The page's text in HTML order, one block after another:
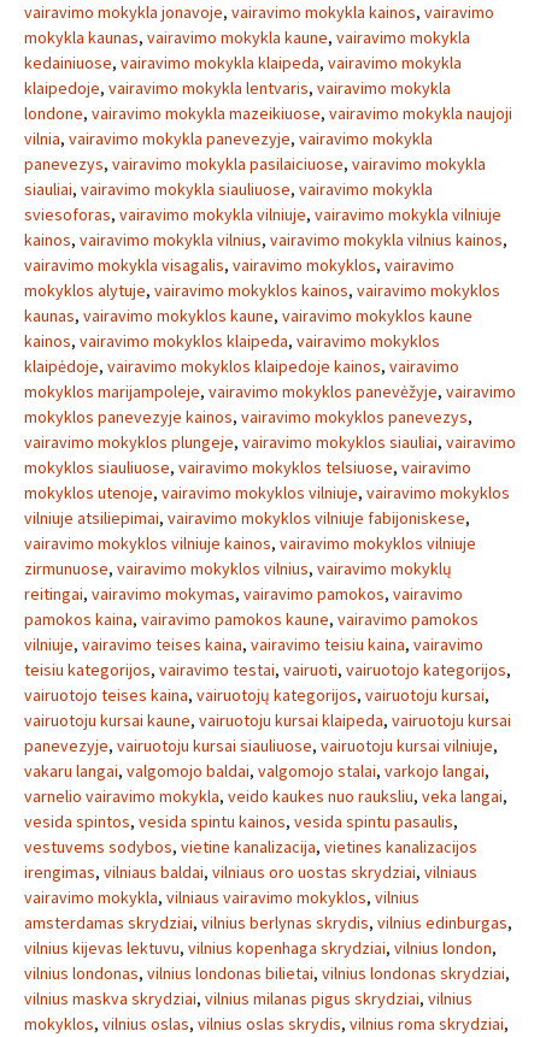
vairavimo mokykla jonavoje, vairavimo mokykla kainos, vairavimo
mokykla kaunas, vairavimo mokykla kaune, vairavimo mokykla
kedainiuose, vairavimo mokykla klaipeda, vairavimo mokykla
klaipedoje, vairavimo mokykla lentvaris, vairavimo mokykla
londone, vairavimo mokykla mazeikiuose, vairavimo mokykla naujoji
vilnia, vairavimo mokykla panevezyje, vairavimo mokykla
panevezys, vairavimo mokykla pasilaiciuose, vairavimo mokykla
siauliai, vairavimo mokykla siauliuose, vairavimo mokykla
sviesoforas, vairavimo mokykla vilniuje, vairavimo mokykla vilniuje
kainos, vairavimo mokykla vilnius, vairavimo mokykla vilnius kainos,
vairavimo mokykla visagalis, vairavimo mokyklos, vairavimo
mokyklos alytuje, vairavimo mokyklos kainos, vairavimo mokyklos
kaunas, vairavimo mokyklos kaune, vairavimo mokyklos kaune
kainos, vairavimo mokyklos klaipeda, vairavimo mokyklos
klaipėdoje, vairavimo mokyklos klaipedoje kainos, vairavimo
mokyklos marijampoleje, vairavimo mokyklos panevėžyje, vairavimo
mokyklos panevezyje kainos, vairavimo mokyklos panevezys,
vairavimo mokyklos plungeje, vairavimo mokyklos siauliai, vairavimo
mokyklos siauliuose, vairavimo mokyklos telsiuose, vairavimo
mokyklos utenoje, vairavimo mokyklos vilniuje, vairavimo mokyklos
vilniuje atsiliepimai, vairavimo mokyklos vilniuje fabijoniskese,
vairavimo mokyklos vilniuje kainos, vairavimo mokyklos vilniuje
zirmunuose, vairavimo mokyklos vilnius, vairavimo mokyklų
reitingai, vairavimo mokymas, vairavimo pamokos, vairavimo
pamokos kaina, vairavimo pamokos kaune, vairavimo pamokos
vilniuje, vairavimo teises kaina, vairavimo teisiu kaina, vairavimo
teisiu kategorijos, vairavimo testai, vairuoti, vairuotojo kategorijos,
vairuotojo teises kaina, vairuotojų kategorijos, vairuotoju kursai,
vairuotoju kursai kaune, vairuotoju kursai klaipeda, vairuotoju kursai
panevezyje, vairuotoju kursai siauliuose, vairuotoju kursai vilniuje,
vakaru langai, valgomojo baldai, valgomojo stalai, varkojo langai,
varnelio vairavimo mokykla, veido kaukes nuo rauksliu, veka langai,
vesida spintos, vesida spintu kainos, vesida spintu pasaulis,
vestuvems sodybos, vietine kanalizacija, vietines kanalizacijos
irengimas, vilniaus baldai, vilniaus oro uostas skrydziai, vilniaus
vairavimo mokykla, vilniaus vairavimo mokyklos, vilnius
amsterdamas skrydziai, vilnius berlynas skrydis, vilnius edinburgas,
vilnius kijevas lektuvu, vilnius kopenhaga skrydziai, vilnius london,
vilnius londonas, vilnius londonas bilietai, vilnius londonas skrydziai,
vilnius maskva skrydziai, vilnius milanas pigus skrydziai, vilnius
mokyklos, vilnius oslas, vilnius oslas skrydis, vilnius roma skrydziai,